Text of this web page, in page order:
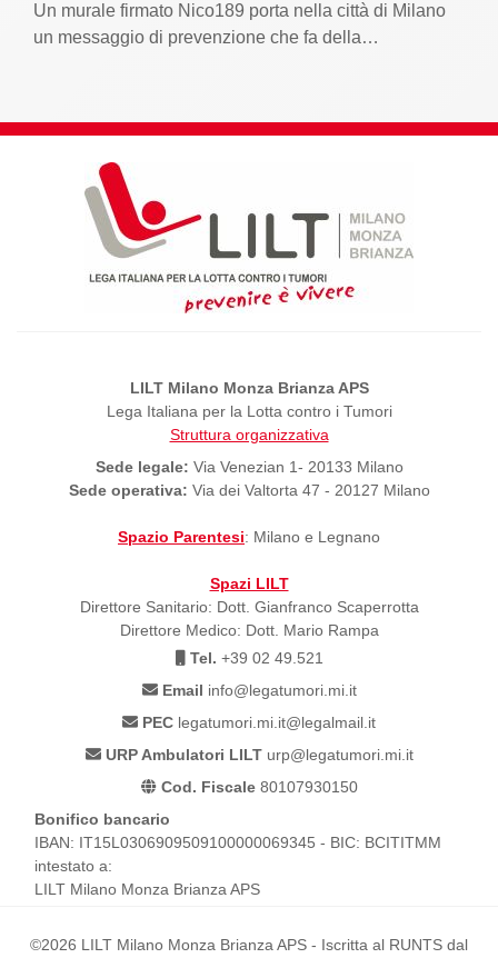
Un murale firmato Nico189 porta nella città di Milano
un messaggio di prevenzione che fa della…
LILT Milano Monza Brianza APS
Lega Italiana per la Lotta contro i Tumori
Struttura organizzativa
Sede legale: Via Venezian 1- 20133 Milano
Sede operativa: Via dei Valtorta 47 - 20127 Milano
Spazio Parentesi: Milano e Legnano
Spazi LILT
Direttore Sanitario: Dott. Gianfranco Scaperrotta
Direttore Medico: Dott. Mario Rampa
Tel. +39 02 49.521
Email info@legatumori.mi.it
PEC legatumori.mi.it@legalmail.it
URP Ambulatori LILTurp@legatumori.mi.it
Cod. Fiscale80107930150
Bonifico bancario
IBAN: IT15L0306909509100000069345 - BIC: BCITITMM
intestato a:
LILT Milano Monza Brianza APS
©2026 LILT Milano Monza Brianza APS - Iscritta al RUNTS dal